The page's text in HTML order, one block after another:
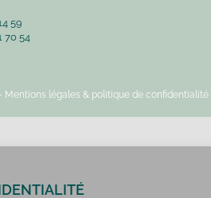
59
70 54
Mentions légales & politique de confidentialité